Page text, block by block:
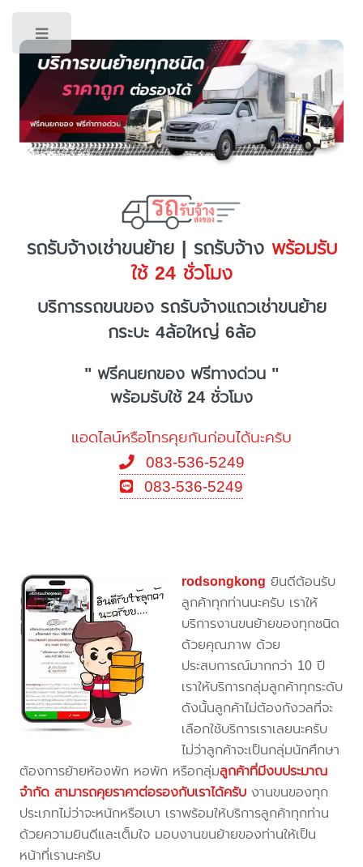
รถรับจ้างเช่าขนย้าย | รถรับจ้างพร้อมรับ
ใช้ 24 ชั่วโมง
บริการรถขนของ รถรับจ้างแถวเช่าขนย้าย
กระบะ 4ล้อใหญ่ 6ล้อ
" ฟรีคนยกของ ฟรีทางด่วน "
พร้อมรับใช้ 24 ชั่วโมง
แอดไลน์หรือโทรคุยกันก่อนได้นะครับ
083-536-5249
083-536-5249
rodsongkong ยินดีต้อนรับ
ลูกค้าทุกท่านนะครับ เราให้
บริการงานขนย้ายของทุกชนิด
ด้วยคุณภาพ ด้วย
ประสบการณ์มากกว่า 10 ปี
เราให้บริการกลุ่มลูกค้าทุกระดับ
ดังนั้นลูกค้าไม่ต้องกังวลที่จะ
เลือกใช้บริการเราเลยนะครับ
ไม่ว่าลูกค้าจะเป็นกลุ่มนักศึกษา
ต้องการย้ายห้องพัก หอพัก หรือกลุ่มลูกค้าที่มีงบประมาณ
จำกัด สามารถคุยราคาต่อรองกับเราได้ครับ งานขนของทุก
ประเภทไม่ว่าจะหนักหรือเบา เราพร้อมให้บริการลูกค้าทุกท่าน
ด้วยความยินดีและเต็มใจ มอบงานขนย้ายของท่านให้เป็น
หน้าที่เรานะครับ
Toggle